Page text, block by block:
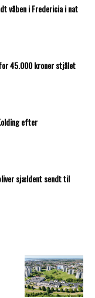
våben i Fredericia i nat
45.000 kroner stjålet
efter
sjældent sendt til